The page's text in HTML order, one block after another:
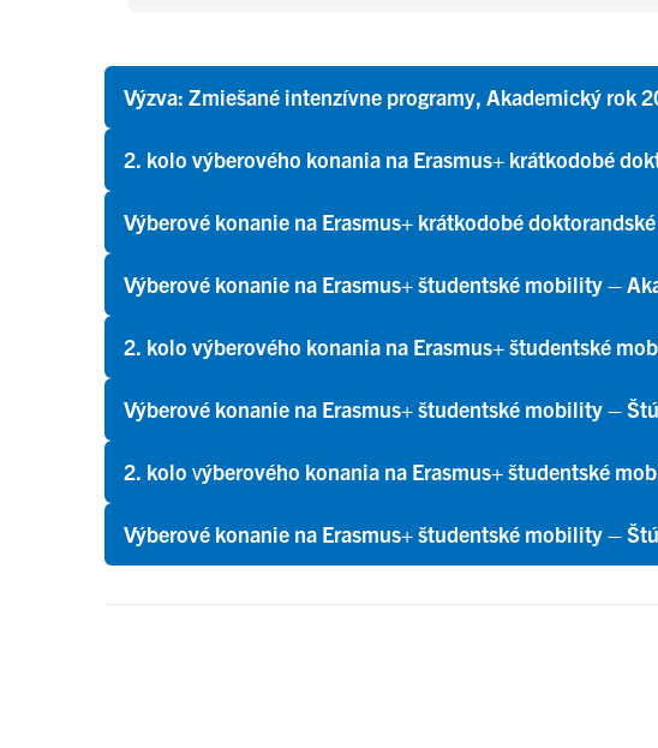
Výzva: Zmiešané intenzívne programy, Akademický rok
2. kolo výberového konania na Erasmus+ krátkodobé
Výberové konanie na Erasmus+ krátkodobé
Výberové konanie na Erasmus+ študentské mobility –
2. kolo výberového konania na Erasmus+ študentské
Výberové konanie na Erasmus+ študentské mobility –
2. kolo výberového konania na Erasmus+ študentské
Výberové konanie na Erasmus+ študentské mobility –